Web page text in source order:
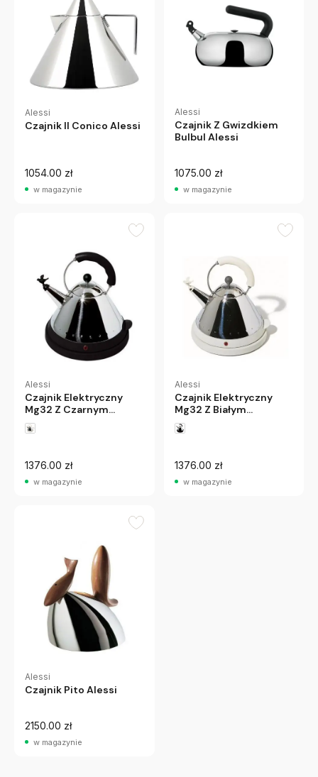
Alessi
Czajnik Il Conico Alessi
1054.00 zł
w magazynie
Alessi
Czajnik Z Gwizdkiem
Bulbul Alessi
1075.00 zł
w magazynie
Alessi
Czajnik Elektryczny
Mg32 Z Czarnym
Uchwytem Alessi
1376.00 zł
w magazynie
Alessi
Czajnik Elektryczny
Mg32 Z Białym
Uchwytem Alessi
1376.00 zł
w magazynie
Alessi
Czajnik Pito Alessi
2150.00 zł
w magazynie